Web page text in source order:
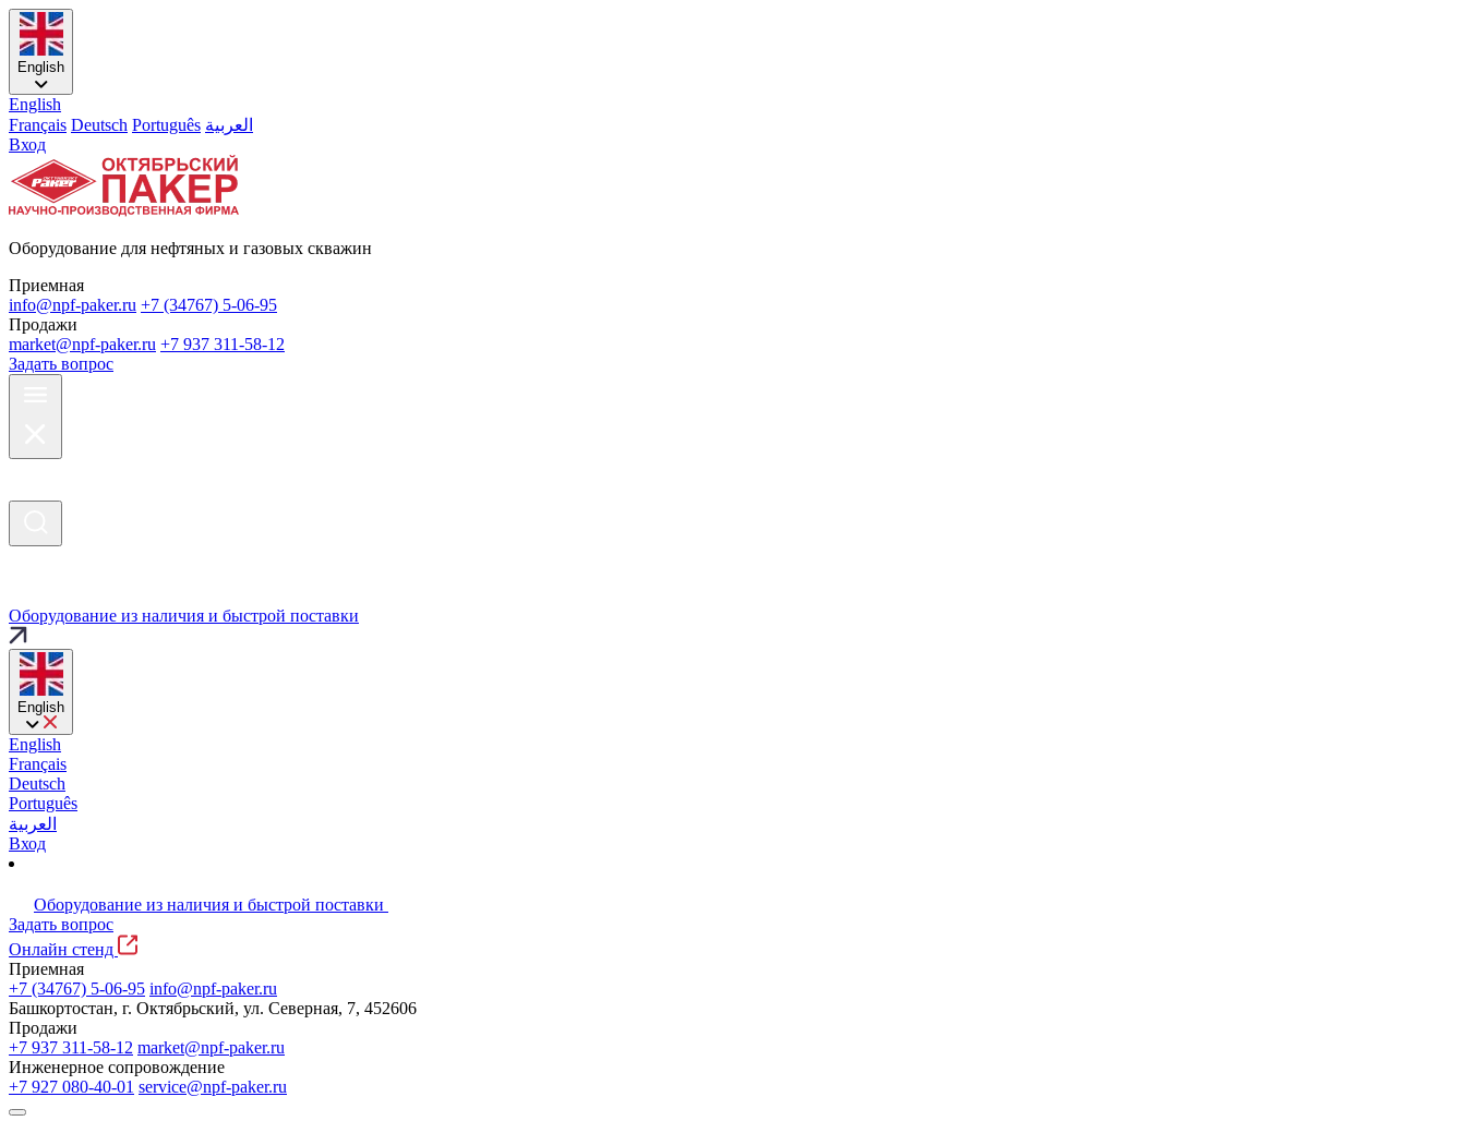
English
English
Français Deutsch Português العربية
Вход
Оборудование для нефтяных и газовых скважин
Приемная
info@npf-paker.ru +7 (34767) 5-06-95
Продажи
market@npf-paker.ru +7 937 311-58-12
Задать вопрос
Оборудование из наличия и быстрой поставки
English
English
Français
Deutsch
Português
العربية
Вход
Оборудование из наличия и быстрой поставки
Задать вопрос
Онлайн стенд
Приемная
+7 (34767) 5-06-95 info@npf-paker.ru
Башкортостан, г. Октябрьский, ул. Северная, 7, 452606
Продажи
+7 937 311-58-12 market@npf-paker.ru
Инженерное сопровождение
+7 927 080-40-01 service@npf-paker.ru